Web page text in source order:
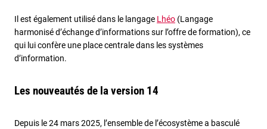
Il est également utilisé dans le langage Lhéo (Langage
harmonisé d’échange d’informations sur l’offre de formation), ce
qui lui confère une place centrale dans les systèmes
d’information.
Les nouveautés de la version 14
Depuis le 24 mars 2025, l’ensemble de l’écosystème a basculé